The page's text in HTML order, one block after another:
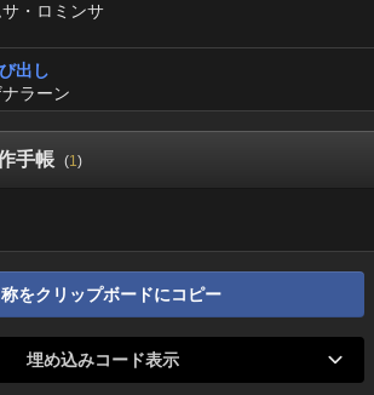
サ・ロミンサ
出し
ラーン
手帳 (1)
をクリップボードにコピー
埋め込みコード表示